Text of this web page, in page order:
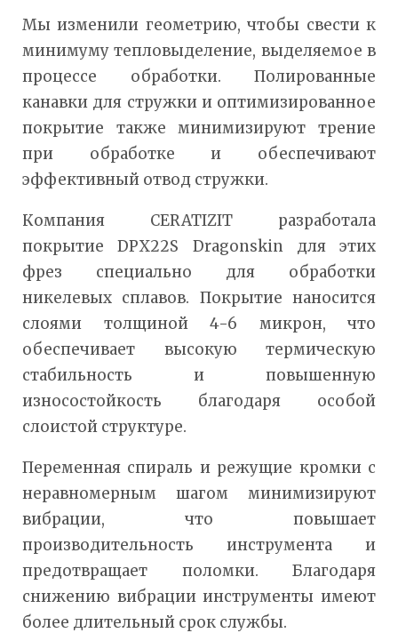
Мы изменили геометрию, чтобы свести к
минимуму тепловыделение, выделяемое в
процессе обработки. Полированные
канавки для стружки и оптимизированное
покрытие также минимизируют трение
при обработке и обеспечивают
эффективный отвод стружки.
Компания CERATIZIT разработала
покрытие DPX22S Dragonskin для этих
фрез специально для обработки
никелевых сплавов. Покрытие наносится
слоями толщиной 4-6 микрон, что
обеспечивает высокую термическую
стабильность и повышенную
износостойкость благодаря особой
слоистой структуре.
Переменная спираль и режущие кромки с
неравномерным шагом минимизируют
вибрации, что повышает
производительность инструмента и
предотвращает поломки. Благодаря
снижению вибрации инструменты имеют
более длительный срок службы.